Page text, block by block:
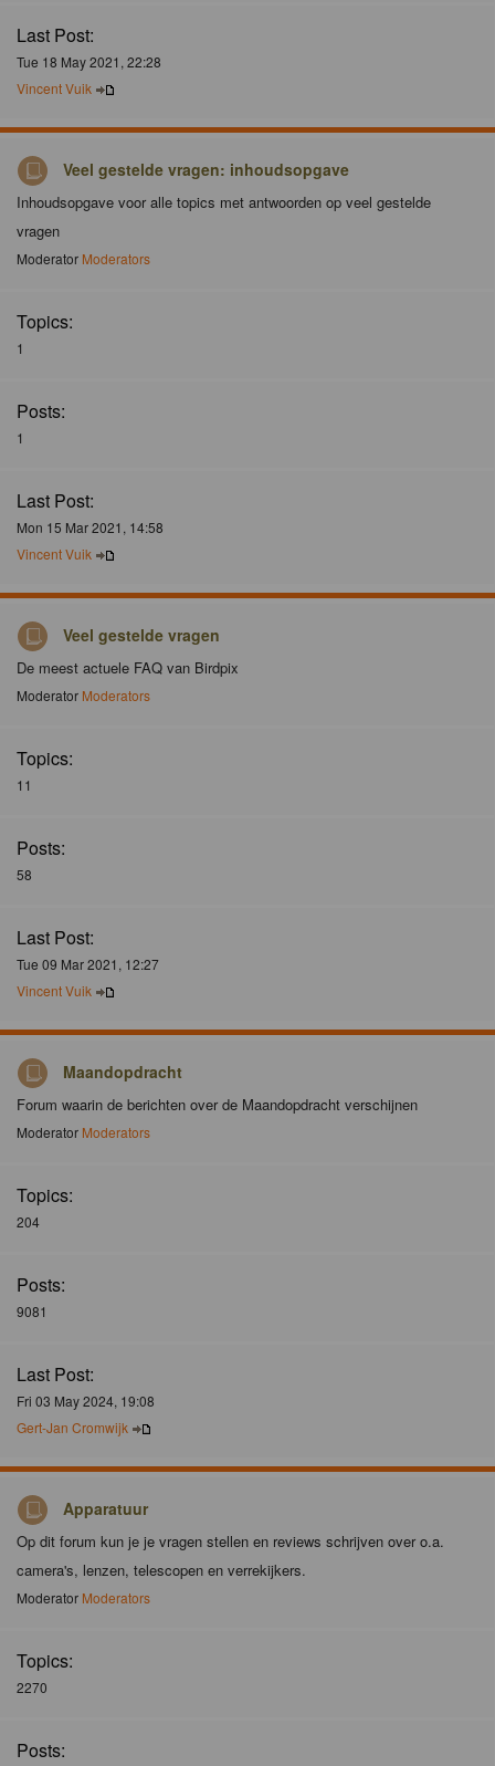
Last Post:
Tue 18 May 2021, 22:28
Vincent Vuik
Veel gestelde vragen: inhoudsopgave
Inhoudsopgave voor alle topics met antwoorden op veel gestelde
vragen
Moderator Moderators
Topics:
1
Posts:
1
Last Post:
Mon 15 Mar 2021, 14:58
Vincent Vuik
Veel gestelde vragen
De meest actuele FAQ van Birdpix
Moderator Moderators
Topics:
11
Posts:
58
Last Post:
Tue 09 Mar 2021, 12:27
Vincent Vuik
Maandopdracht
Forum waarin de berichten over de Maandopdracht verschijnen
Moderator Moderators
Topics:
204
Posts:
9081
Last Post:
Fri 03 May 2024, 19:08
Gert-Jan Cromwijk
Apparatuur
Op dit forum kun je je vragen stellen en reviews schrijven over o.a.
camera's, lenzen, telescopen en verrekijkers.
Moderator Moderators
Topics:
2270
Posts: